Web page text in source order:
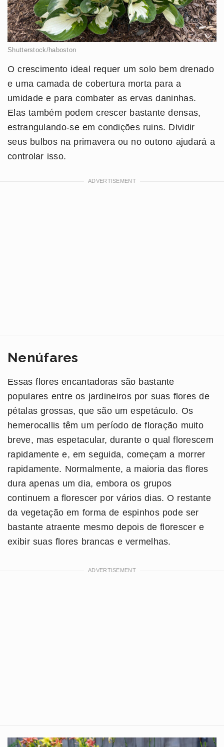
Shutterstock/haboston
O crescimento ideal requer um solo bem drenado
e uma camada de cobertura morta para a
umidade e para combater as ervas daninhas.
Elas também podem crescer bastante densas,
estrangulando-se em condições ruins. Dividir
seus bulbos na primavera ou no outono ajudará a
controlar isso.
Nenúfares
Essas flores encantadoras são bastante
populares entre os jardineiros por suas flores de
pétalas grossas, que são um espetáculo. Os
hemerocallis têm um período de floração muito
breve, mas espetacular, durante o qual florescem
rapidamente e, em seguida, começam a morrer
rapidamente. Normalmente, a maioria das flores
dura apenas um dia, embora os grupos
continuem a florescer por vários dias. O restante
da vegetação em forma de espinhos pode ser
bastante atraente mesmo depois de florescer e
exibir suas flores brancas e vermelhas.